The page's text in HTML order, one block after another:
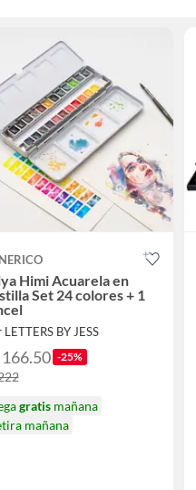
Himi Acuarela en
Set 24 colores + 1
LETTERS BY JESS
-25%
gratismañana
mañana